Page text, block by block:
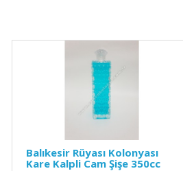
Balıkesir Rüyası Kolonyası
Kare Kalpli Cam Şişe 350cc